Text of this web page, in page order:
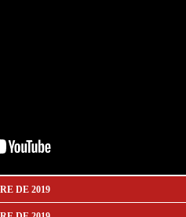
DE 2019